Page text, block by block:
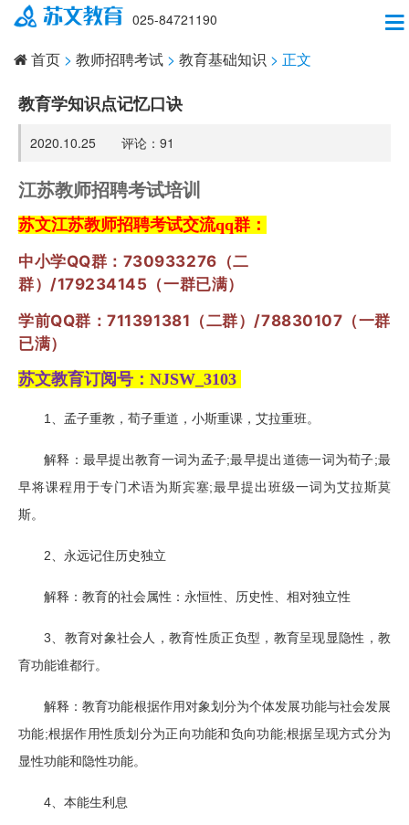
025-84721190
首页 > 教师招聘考试 > 教育基础知识 > 正文
教育学知识点记忆口诀
2020.10.25 评论： 91
江苏教师招聘考试培训
苏文江苏教师招聘考试交流qq群：
中小学QQ群： 730933276（二
群）/179234145（一群已满）
学前QQ群 ：711391381 （二群）/78830107 （一群
已满）
苏文教育订阅号：NJSW_3103
1 、孟子重教，荀子重道，小斯重课，艾拉重班。
解释：最早提出教育一词为孟子;最早提出道德一词为荀子;最
早将课程用于专门术语为斯宾塞;最早提出班级一词为艾拉斯莫
斯。
2、永远记住历史独立
解释：教育的社会属性：永恒性、历史性、相对独立性
3、教育对象社会人，教育性质正负型，教育呈现显隐性，教
育功能谁都行。
解释：教育功能根据作用对象划分为个体发展功能与社会发展
功能;根据作用性质划分为正向功能和负向功能;根据呈现方式分为
显性功能和隐性功能。
4、本能生利息